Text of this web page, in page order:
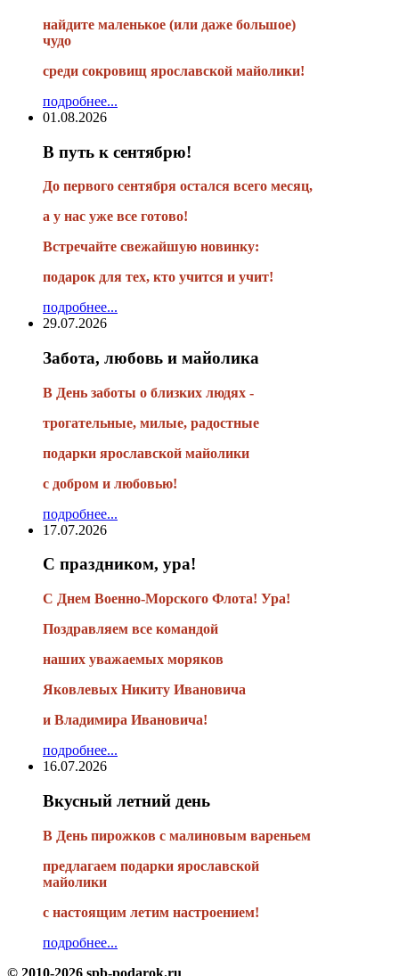
найдите маленькое (или даже большое)
чудо
среди сокровищ ярославской майолики!
подробнее...
01.08.2026
В путь к сентябрю!
До первого сентября остался всего месяц,
а у нас уже все готово!
Встречайте свежайшую новинку:
подарок для тех, кто учится и учит!
подробнее...
29.07.2026
Забота, любовь и майолика
В День заботы о близких людях -
трогательные, милые, радостные
подарки ярославской майолики
с добром и любовью!
подробнее...
17.07.2026
С праздником, ура!
С Днем Военно-Морского Флота! Ура!
Поздравляем все командой
наших уважаемых моряков
Яковлевых Никиту Ивановича
и Владимира Ивановича!
подробнее...
16.07.2026
Вкусный летний день
В День пирожков с малиновым вареньем
предлагаем подарки ярославской
майолики
с настоящим летим настроением!
подробнее...
© 2010-2026 spb-podarok.ru